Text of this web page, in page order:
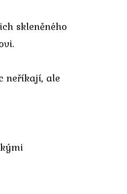
skleněného
neříkají, ale